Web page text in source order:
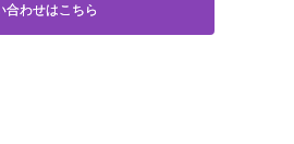
合わせはこちら